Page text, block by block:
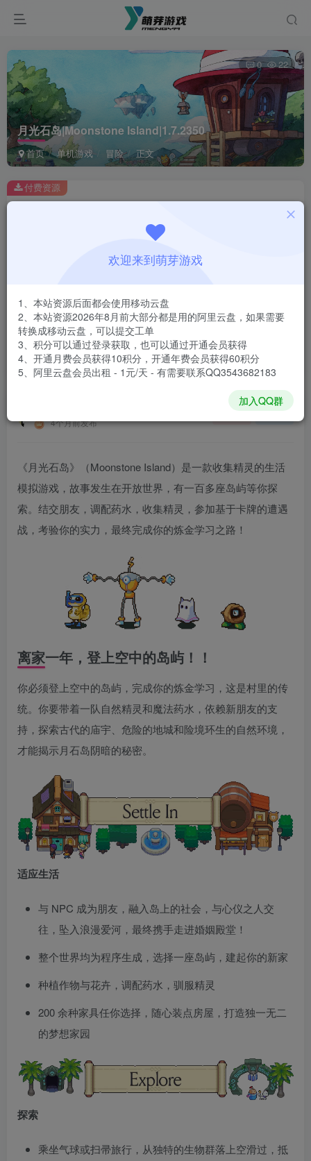
月光石岛|Moonstone Island|1.7.2350
首页 单机游戏 冒险 正文
0 22
此内容为付费资源，请付费后查看
￥1
免费
登录购买
安装包大小
游戏本体大小
431 MB
付费资源
4个月前发布
《月光石岛》（Moonstone Island）是一款收集精灵的生活
模拟游戏，故事发生在开放世界，有一百多座岛屿等你探
索。结交朋友，调配药水，收集精灵，参加基于卡牌的遭遇
战，考验你的实力，最终完成你的炼金学习之路！
离家一年，登上空中的岛屿！！
你必须登上空中的岛屿，完成你的炼金学习，这是村里的传
统。你要带着一队自然精灵和魔法药水，依赖新朋友的支
持，探索古代的庙宇、危险的地城和险境环生的自然环境，
才能揭示月石岛阴暗的秘密。
适应生活
与 NPC 成为朋友，融入岛上的社会，与心仪之人交
往，坠入浪漫爱河，最终携手走进婚姻殿堂！
整个世界均为程序生成，选择一座岛屿，建起你的新家
种植作物与花卉，调配药水，驯服精灵
200 余种家具任你选择，随心装点房屋，打造独一无二
的梦想家园
探索
乘坐气球或扫帚旅行，从独特的生物群落上空滑过，抵
欢迎来到萌芽游戏
1、本站资源后面都会使用移动云盘
2、本站资源2026年8月前大部分都是用的阿里云盘，如果需要
转换成移动云盘，可以提交工单
3、积分可以通过登录获取，也可以通过开通会员获得
4、开通月费会员获得10积分，开通年费会员获得60积分
5、阿里云盘会员出租 - 1元/天 - 有需要联系QQ3543682183
加入QQ群